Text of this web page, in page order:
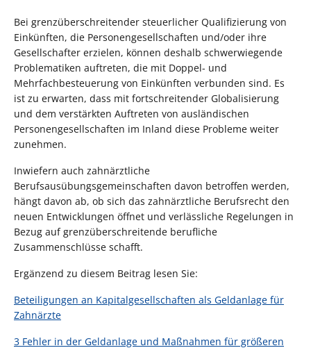
Bei grenzüberschreitender steuerlicher Qualifizierung von
Einkünften, die Personengesellschaften und/oder ihre
Gesellschafter erzielen, können deshalb schwerwiegende
Problematiken auftreten, die mit Doppel- und
Mehrfachbesteuerung von Einkünften verbunden sind. Es
ist zu erwarten, dass mit fortschreitender Globalisierung
und dem verstärkten Auftreten von ausländischen
Personengesellschaften im Inland diese Probleme weiter
zunehmen.
Inwiefern auch zahnärztliche
Berufsausübungsgemeinschaften davon betroffen werden,
hängt davon ab, ob sich das zahnärztliche Berufsrecht den
neuen Entwicklungen öffnet und verlässliche Regelungen in
Bezug auf grenzüberschreitende berufliche
Zusammenschlüsse schafft.
Ergänzend zu diesem Beitrag lesen Sie:
Beteiligungen an Kapitalgesellschaften als Geldanlage für
Zahnärzte
3 Fehler in der Geldanlage und Maßnahmen für größeren